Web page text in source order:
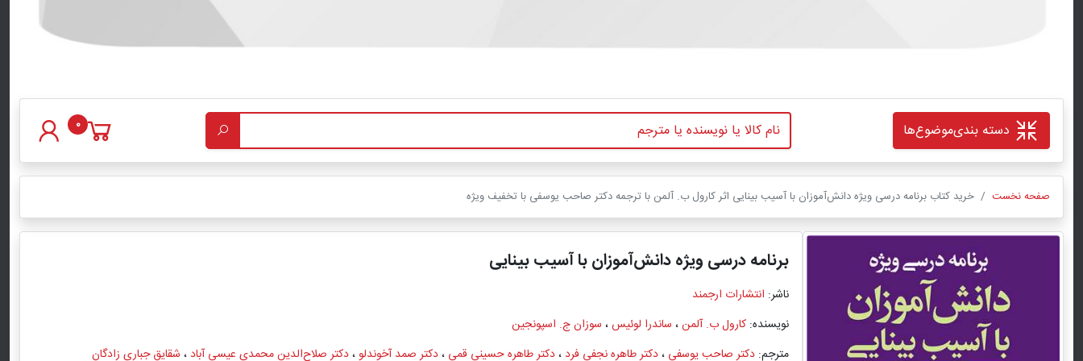
دسته بندیموضوع‌ها 0
صفحه نخست خرید کتاب برنامه درسی ویژه دانش‌آموزان با آسیب بینایی اثر کارول ب. آلمن با ترجمه دکتر صاحب یوسفی با تخفیف ویژه
برنامه درسی ویژه دانش‌آموزان با آسیب بینایی
ناشر: انتشارات ارجمند
نویسنده: کارول ب. آلمن، ساندرا لوئیس، سوزان ج. اسپونجین
مترجم: دکتر صاحب یوسفی ،دکتر طاهره نجفی فرد،دکتر طاهره حسینی قمی ،دکتر صمد آخوندلو،دکتر صلاح‌الدین محمدی عیسی ‌آباد، شقایق جباری ‌زادگان